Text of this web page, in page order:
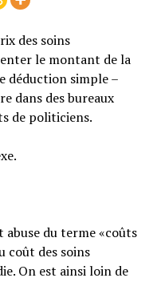
des soins
le montant de la
déduction simple –
dans des bureaux
de politiciens.
abuse du terme «coûts
coût des soins
On est ainsi loin de